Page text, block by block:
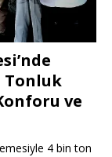
Tonluk
ve
4 bin ton